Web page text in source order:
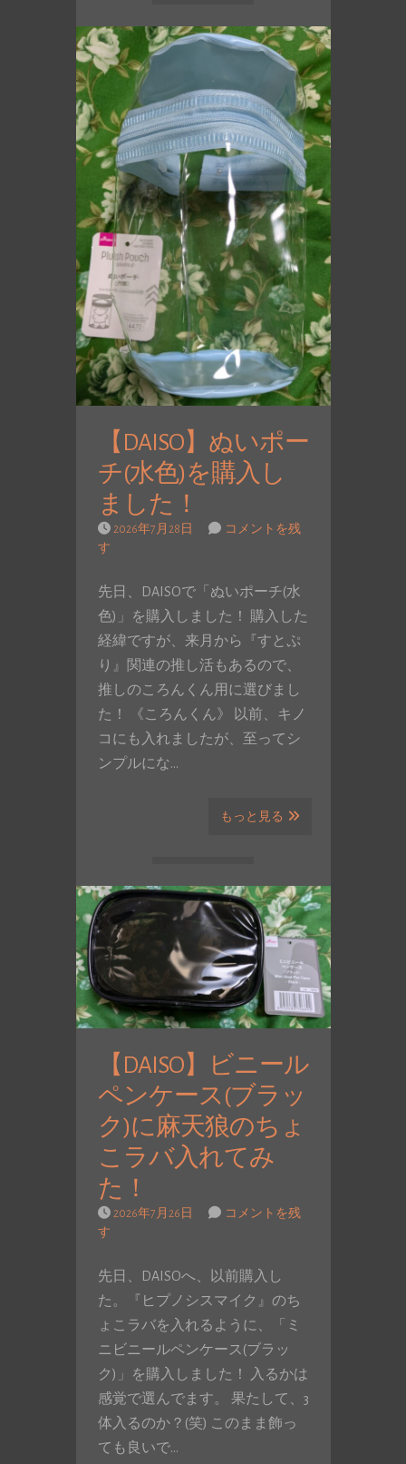
【DAISO】ぬいポー
チ(水色)を購入し
ました！
2026年7月28日
コメントを残
す
先日、DAISOで「ぬいポーチ(水
色)」を購入しました！ 購入した
経緯ですが、来月から『すとぷ
り』関連の推し活もあるので、
推しのころんくん用に選びまし
た！ 《ころんくん》 以前、キノ
コにも入れましたが、至ってシ
ンプルにな…
もっと見る
【DAISO】ビニール
ペンケース(ブラッ
ク)に麻天狼のちょ
こラバ入れてみ
た！
2026年7月26日
コメントを残
す
先日、DAISOへ、以前購入し
た。『ヒプノシスマイク』のち
ょこラバを入れるように、「ミ
ニビニールペンケース(ブラッ
ク)」を購入しました！ 入るかは
感覚で選んでます。 果たして、3
体入るのか？(笑) このまま飾っ
ても良いで…